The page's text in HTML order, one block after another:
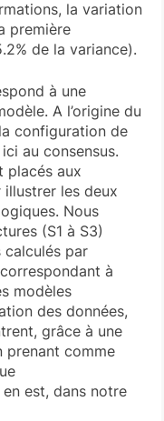
la variation
première
de la variance).
à une
A l’origine du
configuration de
au consensus.
placés aux
les deux
Nous
(S1 à S3)
par
à
modèles
des données,
grâce à une
prenant comme
est, dans notre